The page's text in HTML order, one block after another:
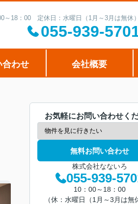
～18：00 定休日：水曜日（1月～3月は無休）
055-939-
合わせ 会社概要
お気軽にお問い合わせく
無料お問い合わせ
株式会社なないろ
055-939-
10：00～18：00
（休：水曜日（1月～3月は無